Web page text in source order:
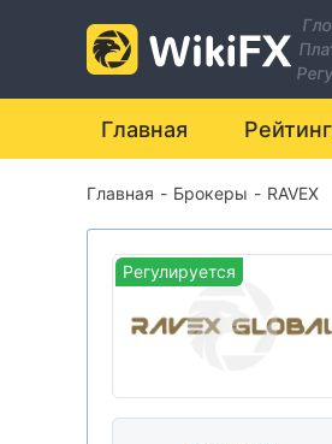
Главная
Главная - Брокеры - RAVEX
Регулируется
0
1
2
3
4
1
2
3
4
5
6
2
3
4
5
6
7